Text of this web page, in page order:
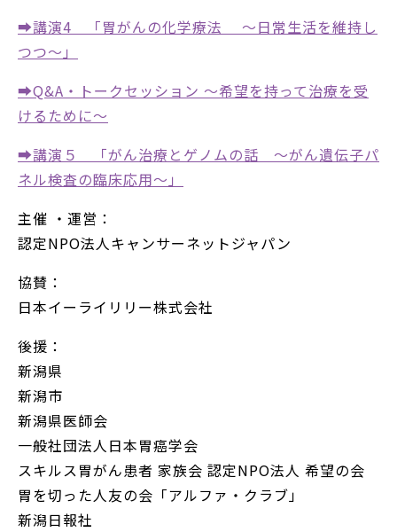
➡講演4 「胃がんの化学療法 ～日常生活を維持し
つつ～」
➡Q&A・トークセッション ～希望を持って治療を受
けるために～
➡講演５ 「がん治療とゲノムの話 ～がん遺伝子パ
ネル検査の臨床応用～」
主催 ・運営：
認定NPO法人キャンサーネットジャパン
協賛：
日本イーライリリー株式会社
後援：
新潟県
新潟市
新潟県医師会
一般社団法人日本胃癌学会
スキルス胃がん患者 家族会 認定NPO法人 希望の会
胃を切った人友の会「アルファ・クラブ」
新潟日報社